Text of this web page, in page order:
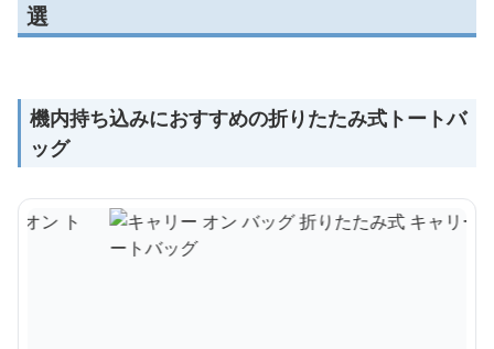
選
機内持ち込みにおすすめの折りたたみ式トートバ
ッグ